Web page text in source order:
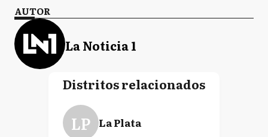
AUTOR
La Noticia 1
Distritos relacionados
LP La Plata